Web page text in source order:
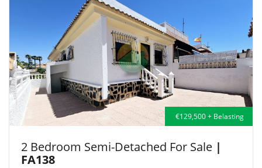
€129,500 + Belasting
2 Bedroom Semi-Detached For Sale |
FA138